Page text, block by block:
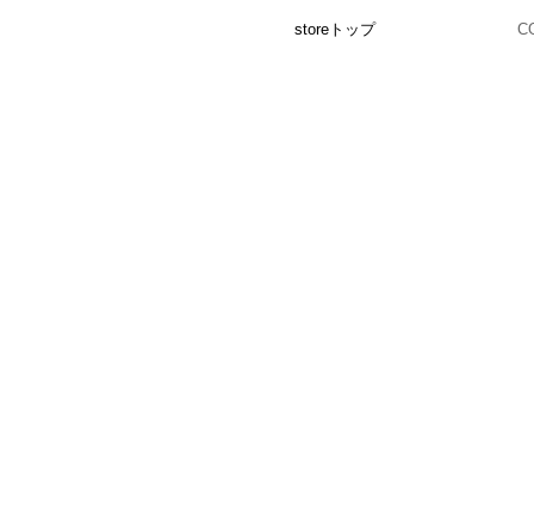
storeトップ